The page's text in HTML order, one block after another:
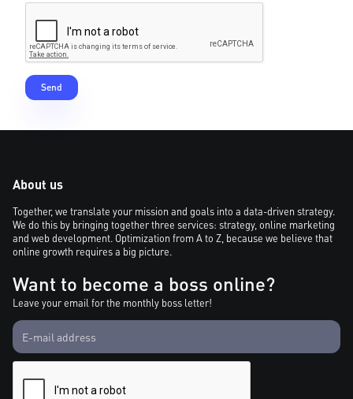
About us
Together, we translate your mission and goals into a data-driven strategy.
We do this by bringing together three services: strategy, online marketing
and web development. Optimization from A to Z, because we believe that
online growth requires a big picture.
Want to become a boss online?
Leave your email for the monthly boss letter!